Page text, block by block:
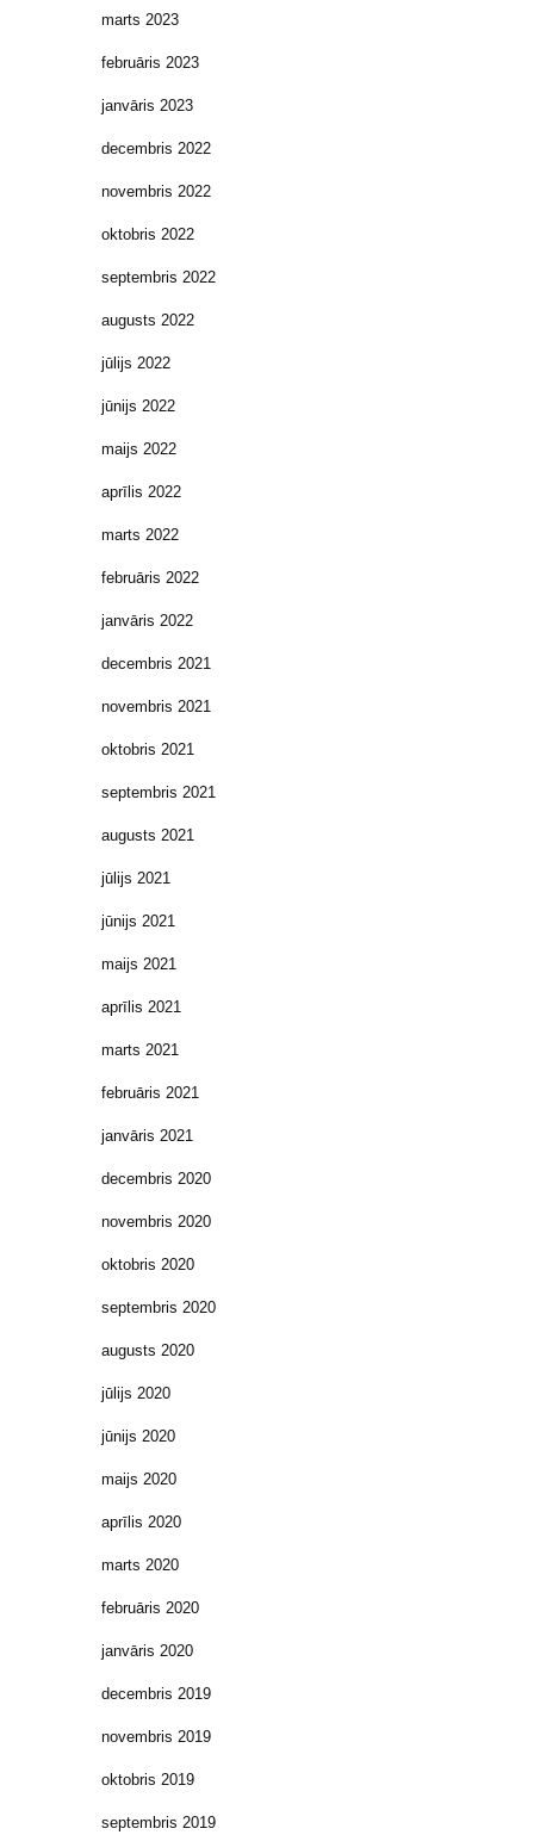
marts 2023
februāris 2023
janvāris 2023
decembris 2022
novembris 2022
oktobris 2022
septembris 2022
augusts 2022
jūlijs 2022
jūnijs 2022
maijs 2022
aprīlis 2022
marts 2022
februāris 2022
janvāris 2022
decembris 2021
novembris 2021
oktobris 2021
septembris 2021
augusts 2021
jūlijs 2021
jūnijs 2021
maijs 2021
aprīlis 2021
marts 2021
februāris 2021
janvāris 2021
decembris 2020
novembris 2020
oktobris 2020
septembris 2020
augusts 2020
jūlijs 2020
jūnijs 2020
maijs 2020
aprīlis 2020
marts 2020
februāris 2020
janvāris 2020
decembris 2019
novembris 2019
oktobris 2019
septembris 2019